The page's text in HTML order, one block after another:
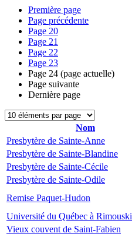
Première page
Page précédente
Page 20
Page 21
Page 22
Page 23
Page 24 (page actuelle)
Page suivante
Dernière page
Nom
Presbytère de Sainte-Anne
Presbytère de Sainte-Blandine
Presbytère de Sainte-Cécile
Presbytère de Sainte-Odile
Remise Paquet-Hudon
Université du Québec à Rimouski
Vieux couvent de Saint-Fabien